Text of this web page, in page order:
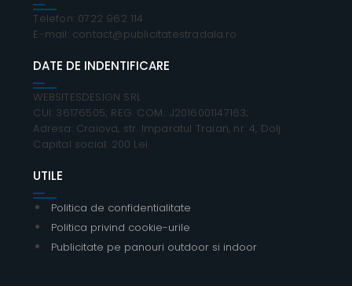
Telefon: 0722 962 114
E-mail: contact@publicitatestradala.ro
DATE DE INDENTIFICARE
WEBSITESDESIGN SRL
CUI: 36176505; REG. COM.: J2016001147163;
Adresa: Craiova, str. Imparatul Traian, nr. 4, Dolj
Capital social: 200 Lei
UTILE
Politica de confidentialitate
Politica privind cookie-urile
Publicitate pe panouri outdoor si indoor